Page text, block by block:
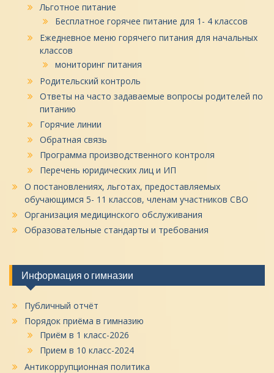
Льготное питание
Бесплатное горячее питание для 1- 4 классов
Ежедневное меню горячего питания для начальных
классов
мониторинг питания
Родительский контроль
Ответы на часто задаваемые вопросы родителей по
питанию
Горячие линии
Обратная связь
Программа производственного контроля
Перечень юридических лиц и ИП
О постановлениях, льготах, предоставляемых
обучающимся 5- 11 классов, членам участников СВО
Организация медицинского обслуживания
Образовательные стандарты и требования
Информация о гимназии
Публичный отчёт
Порядок приёма в гимназию
Приём в 1 класс-2026
Прием в 10 класс-2024
Антикоррупционная политика